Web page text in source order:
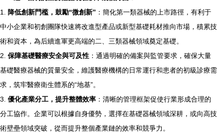
1.
降低創新門檻，鼓勵“微創新” ：簡化第一類器械的上市路徑，有利于
中小企業和初創團隊快速將改進型產品或新型基礎耗材推向市場，積累技
術和資本，為后續進軍更高端的二、三類器械領域奠定基礎。
2. 保障基礎醫療安全與可及性 ：通過明確的備案與監管要求，確保大量
基礎醫療器械的質量安全，維護醫療機構的日常運行和患者的初級診療需
求，筑牢醫療衛生體系的“地基”。
3. 優化產業分工，提升整體效率 ：清晰的管理框架促使行業形成合理的
分工協作。企業可以根據自身優勢，選擇在基礎器械領域深耕，或向高技
術壁壘領域突破，從而提升整個產業鏈的效率和競爭力。